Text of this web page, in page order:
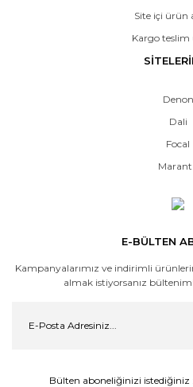
Site içi ürün
Kargo teslim
Denon
Dali
Focal
E-BÜLTEN
Kampanyalarımız ve indirimli
almak istiyorsanız
Bülten aboneliğinizi istediğiniz